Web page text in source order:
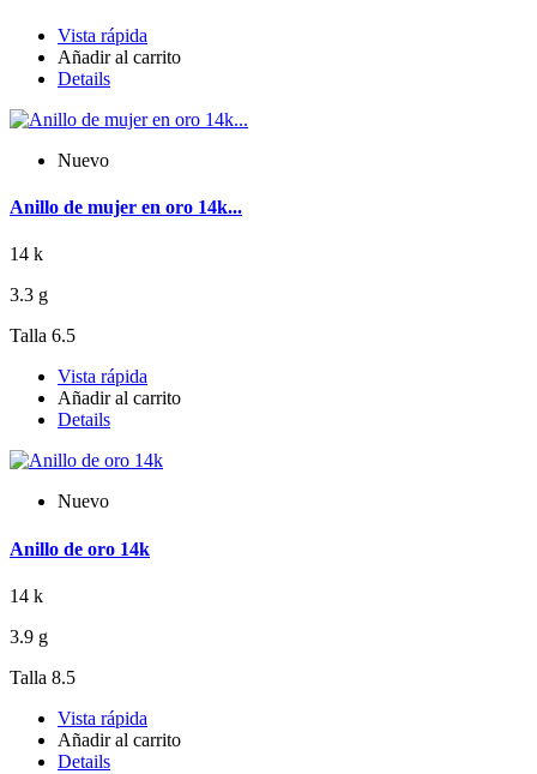
Vista rápida
Añadir al carrito
Details
Nuevo
Anillo de mujer en oro 14k...
14 k
3.3 g
Talla 6.5
Vista rápida
Añadir al carrito
Details
Nuevo
Anillo de oro 14k
14 k
3.9 g
Talla 8.5
Vista rápida
Añadir al carrito
Details